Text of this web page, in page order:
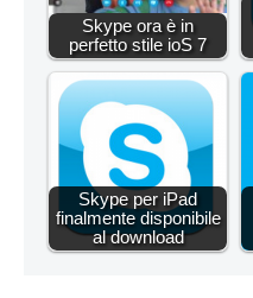
Skype ora è in
perfetto stile ioS 7
Skype per iPad
finalmente disponibile
al download